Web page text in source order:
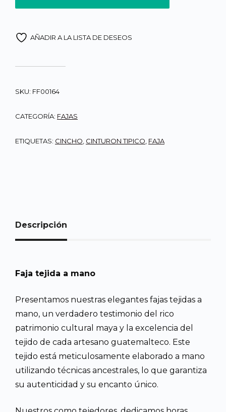
AÑADIR A LA LISTA DE DESEOS
SKU: FF00164
CATEGORÍA: FAJAS
ETIQUETAS: CINCHO CINTURON TIPICO FAJA
Descripción
Faja tejida a mano
Presentamos nuestras elegantes fajas tejidas a
mano, un verdadero testimonio del rico
patrimonio cultural maya y la excelencia del
tejido de cada artesano guatemalteco. Este
tejido está meticulosamente elaborado a mano
utilizando técnicas ancestrales, lo que garantiza
su autenticidad y su encanto único.